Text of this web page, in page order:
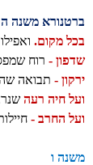
ברטנורא משנה ה
בכל מקום.
שדפון - רוח
ירקון - תבואה
ועל חיה רעה
ועל החרב -
משנה ו